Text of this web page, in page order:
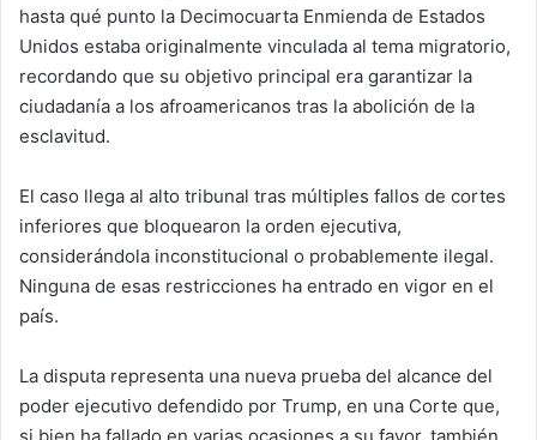
hasta qué punto la Decimocuarta Enmienda de Estados
Unidos estaba originalmente vinculada al tema migratorio,
recordando que su objetivo principal era garantizar la
ciudadanía a los afroamericanos tras la abolición de la
esclavitud.
El caso llega al alto tribunal tras múltiples fallos de cortes
inferiores que bloquearon la orden ejecutiva,
considerándola inconstitucional o probablemente ilegal.
Ninguna de esas restricciones ha entrado en vigor en el
país.
La disputa representa una nueva prueba del alcance del
poder ejecutivo defendido por Trump, en una Corte que,